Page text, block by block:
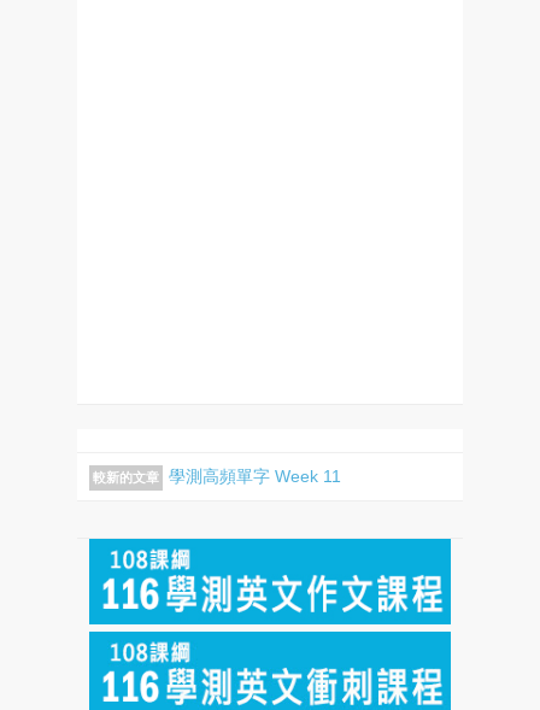
較新的文章 學測高頻單字 Week 11